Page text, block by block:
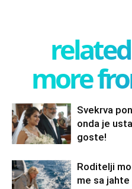
more
Svekrva
onda je
goste!
Roditelji
me sa